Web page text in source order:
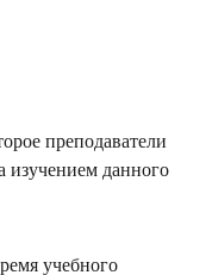
преподаватели
изучением данного
учебного